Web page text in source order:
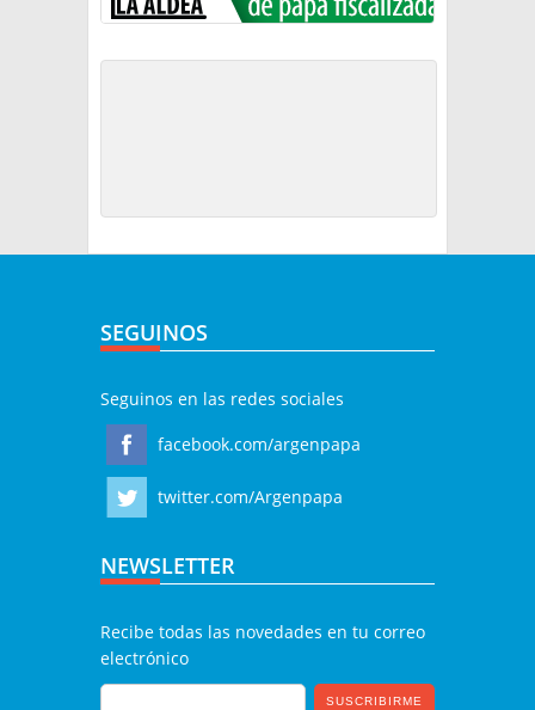
SEGUINOS
Seguinos en las redes sociales
facebook.com/argenpapa
twitter.com/Argenpapa
NEWSLETTER
Recibe todas las novedades en tu correo
electrónico